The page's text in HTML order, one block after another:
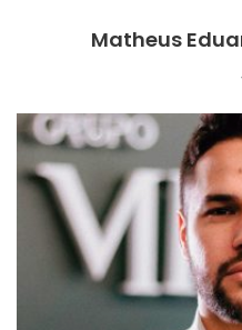
Matheus